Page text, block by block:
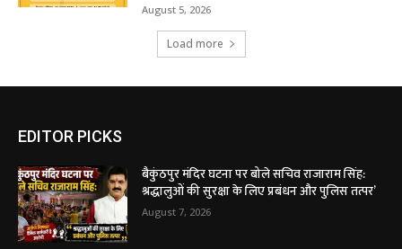
August 5, 2026
Load more
EDITOR PICKS
बैकुंठपुर मंदिर घटना पर बोले सचिव राजाराम सिंह:
श्रद्धालुओं की सुरक्षा के लिए प्रबंधन और पुलिस तत्पर’
August 7, 2026